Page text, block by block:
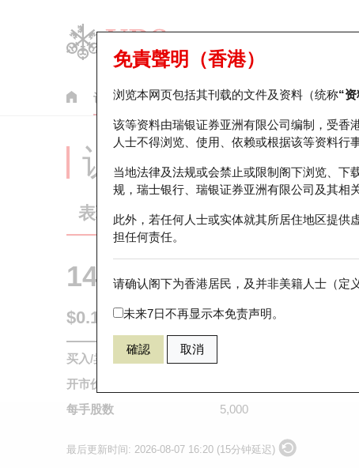
认股证 牛熊证 美股指数产品 轮证市场统计
免責聲明（香港）
浏览本网页包括其刊载的文件及资料（统称“资
该等资料由瑞银证券亚洲有限公司编制，受香
人士不得浏览、使用、依赖或根据该等资料行
当地法律及法规或会禁止或限制阁下浏览、下
规，瑞士银行、瑞银证券亚洲有限公司及其相
此外，若任何人士或实体就其所居住地区提供
担任何责任。
请确认阁下为香港居民，及并非美籍人士（定
未来7日不再显示本免责声明。
確認 取消
认股证分析仪
表现 街货统计 比较
14456 瑞银认购 1024 快手
$0.137 0.001 (-0.72%) 即时
买入/卖出价
开市价
每手股数
5,000
最后更新时间: 2026-08-07 16:20 (15分钟延迟)